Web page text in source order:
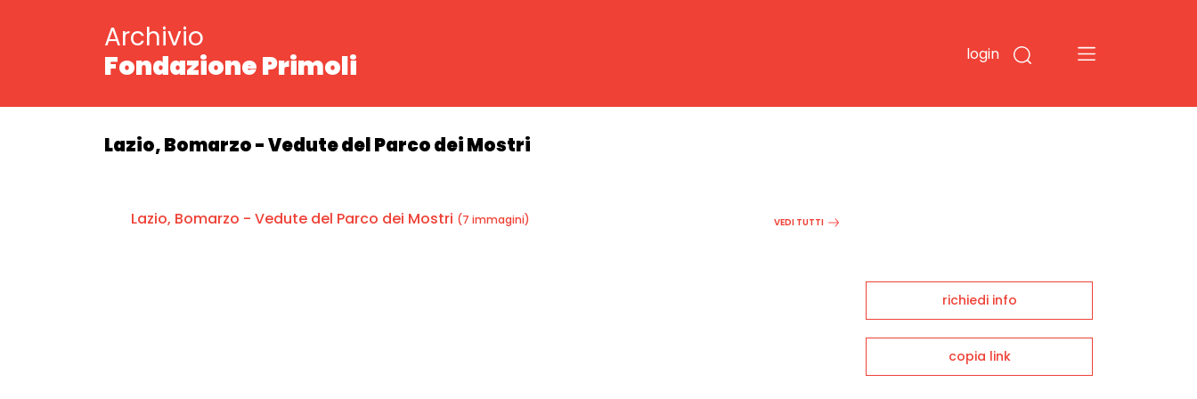
Archivio
Fondazione Primoli
login
Lazio, Bomarzo - Vedute del Parco dei Mostri
Lazio, Bomarzo - Vedute del Parco dei Mostri (7 immagini) VEDI TUTTI
richiedi info
copia link